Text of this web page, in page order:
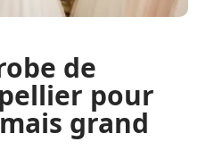
de
pour
grand